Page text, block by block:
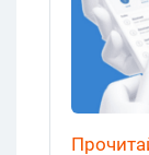
их